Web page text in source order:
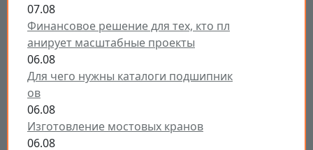
07.08
Финансовое решение для тех, кто пл
анирует масштабные проекты
06.08
Для чего нужны каталоги подшипник
ов
06.08
Изготовление мостовых кранов
06.08